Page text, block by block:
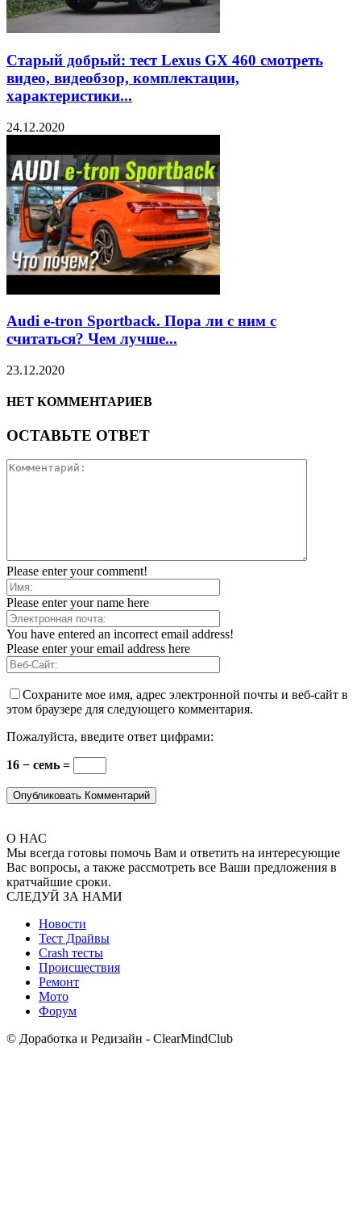
Старый добрый: тест Lexus GX 460 смотреть
видео, видеобзор, комплектации,
характеристики...
24.12.2020
Audi e-tron Sportback. Пора ли с ним с
считаться? Чем лучше...
23.12.2020
НЕТ КОММЕНТАРИЕВ
ОСТАВЬТЕ ОТВЕТ
Please enter your comment!
Please enter your name here
You have entered an incorrect email address!
Please enter your email address here
Сохраните мое имя, адрес электронной почты и веб-сайт в
этом браузере для следующего комментария.
Пожалуйста, введите ответ цифрами:
16 − семь =
О НАС
Мы всегда готовы помочь Вам и ответить на интересующие
Вас вопросы, а также рассмотреть все Ваши предложения в
кратчайшие сроки.
СЛЕДУЙ ЗА НАМИ
Новости
Тест Драйвы
Crash тесты
Происшествия
Ремонт
Мото
Форум
© Доработка и Редизайн - ClearMindClub